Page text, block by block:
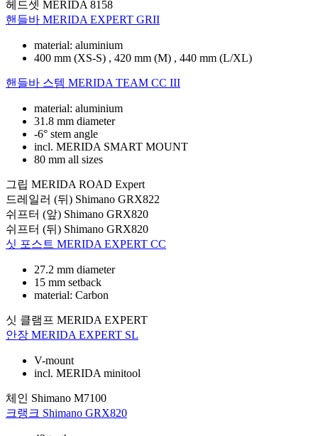
헤드셋 MERIDA 8158
핸들바 MERIDA EXPERT GRII
material: aluminium
400 mm (XS-S) , 420 mm (M) , 440 mm (L/XL)
핸들바 스템 MERIDA TEAM CC III
material: aluminium
31.8 mm diameter
-6° stem angle
incl. MERIDA SMART MOUNT
80 mm all sizes
그립 MERIDA ROAD Expert
드레일러 (뒤) Shimano GRX822
쉬프터 (앞) Shimano GRX820
쉬프터 (뒤) Shimano GRX820
싯 포스트 MERIDA EXPERT CC
27.2 mm diameter
15 mm setback
material: Carbon
싯 클램프 MERIDA EXPERT
안장 MERIDA EXPERT SL
V-mount
incl. MERIDA minitool
체인 Shimano M7100
크랭크 Shimano GRX820